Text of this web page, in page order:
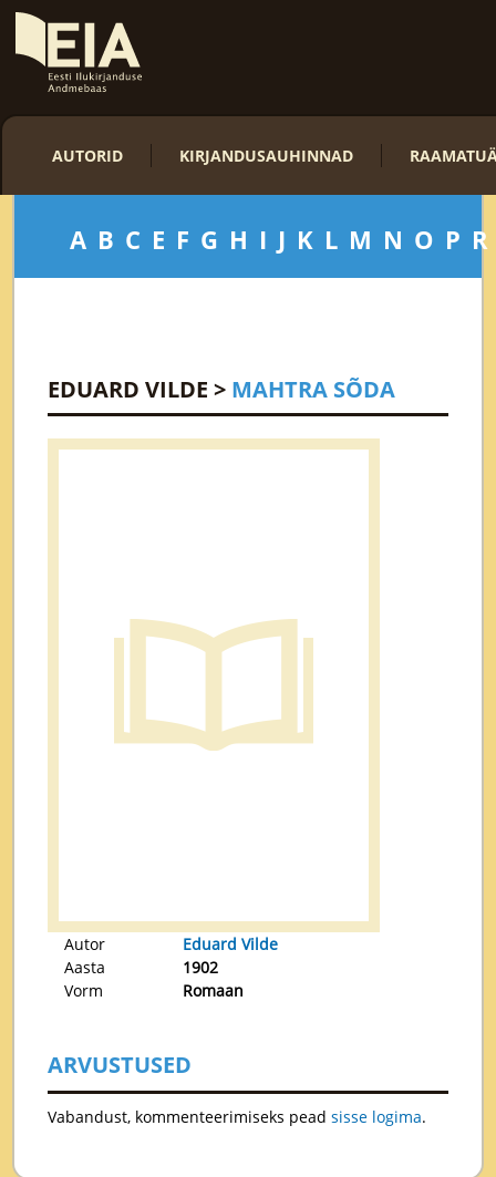
AUTORID KIRJANDUSAUHINNAD
A B C E F G H I J K L M N O P R
EDUARD VILDE > MAHTRA SÕDA
Autor
Aasta
Vorm
Eduard Vilde
1902
Romaan
ARVUSTUSED
Vabandust, kommenteerimiseks peadsisse logima.